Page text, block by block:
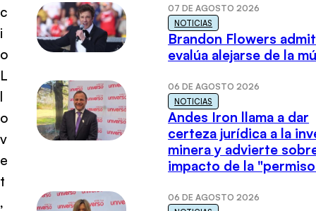
c
i
o
L
l
o
v
e
t
,
07 DE AGOSTO 2026
NOTICIAS
Brandon Flowers
evalúa alejarse de la
06 DE AGOSTO 2026
NOTICIAS
Andes Iron llama a dar
certeza jurídica a la
minera y advierte
impacto de la
06 DE AGOSTO 2026